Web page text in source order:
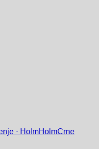
· HolmHolmCrne